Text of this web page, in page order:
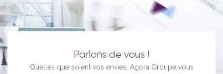
Parlons de vous !
Quelles que soient vos envies, Agora Groupe vous